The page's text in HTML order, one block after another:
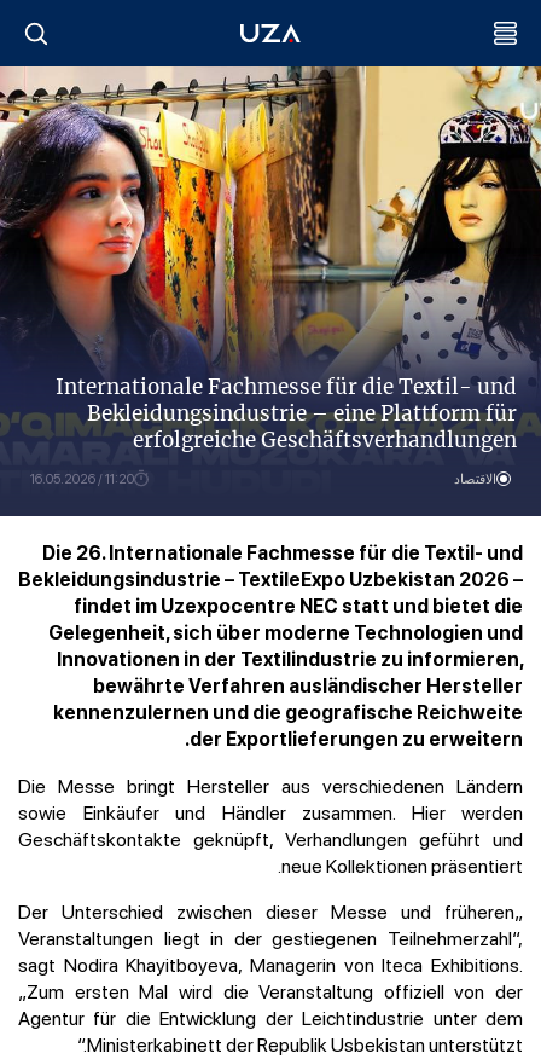
Internationale Fachmesse für die Textil- und
Bekleidungsindustrie – eine Plattform für
erfolgreiche Geschäftsverhandlungen
الاقتصاد 11:20 / 16.05.2026
Die 26. Internationale Fachmesse für die Textil- und
Bekleidungsindustrie – TextileExpo Uzbekistan 2026 –
findet im Uzexpocentre NEC statt und bietet die
Gelegenheit, sich über moderne Technologien und
Innovationen in der Textilindustrie zu informieren,
bewährte Verfahren ausländischer Hersteller
kennenzulernen und die geografische Reichweite
der Exportlieferungen zu erweitern.
Die Messe bringt Hersteller aus verschiedenen Ländern
sowie Einkäufer und Händler zusammen. Hier werden
Geschäftskontakte geknüpft, Verhandlungen geführt und
neue Kollektionen präsentiert.
„Der Unterschied zwischen dieser Messe und früheren
Veranstaltungen liegt in der gestiegenen Teilnehmerzahl“,
sagt Nodira Khayitboyeva, Managerin von Iteca Exhibitions.
„Zum ersten Mal wird die Veranstaltung offiziell von der
Agentur für die Entwicklung der Leichtindustrie unter dem
Ministerkabinett der Republik Usbekistan unterstützt.“